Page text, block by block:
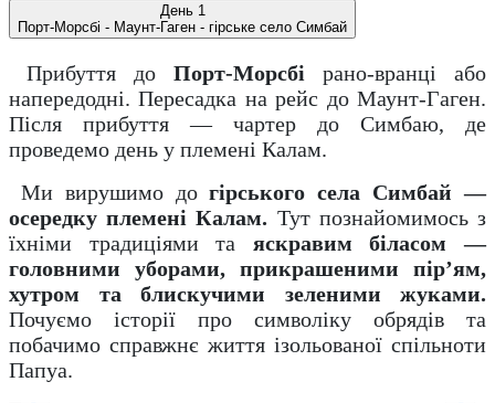
День 1
Порт-Морсбі - Маунт-Гаген - гірське село Симбай
Прибуття до Порт-Морсбі рано-вранці або
напередодні. Пересадка на рейс до Маунт-Гаген.
Після прибуття — чартер до Симбаю, де
проведемо день у племені Калам.
Ми вирушимо догірського села Симбай —
осередку племені Калам. Тут познайомимось з
їхніми традиціями та яскравим біласом —
головними уборами, прикрашеними пір’ям,
хутром та блискучими зеленими жуками.
Почуємо історії про символіку обрядів та
побачимо справжнє життя ізольованої спільноти
Папуа.